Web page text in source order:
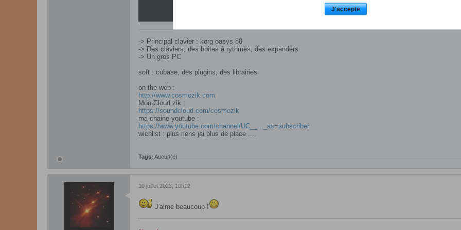
-> Principal clavier : korg oasys 88
-> Des claviers, des boites à rythmes, des expanders
-> Un gros PC
soft : cubase, des plugins, des librairies
on the web :
http://www.cosmozik.com
Mon Cloud zik :
https://soundcloud.com/cosmozik
ma chaine youtube :
https://www.youtube.com/channel/UC__..._as=subscriber
wichlist : plus riens jai plus de place ....
Tags: Aucun(e)
10 juillet 2023, 10h12
J'aime beaucoup !
J'accepte